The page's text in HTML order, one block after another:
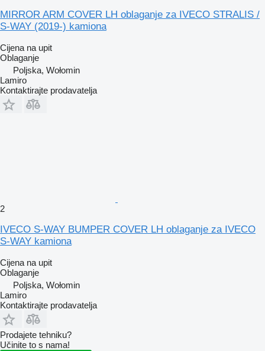
MIRROR ARM COVER LH oblaganje za IVECO STRALIS /
S-WAY (2019-) kamiona
Cijena na upit
Oblaganje
Poljska, Wołomin
Lamiro
Kontaktirajte prodavatelja
2
IVECO S-WAY BUMPER COVER LH oblaganje za IVECO
S-WAY kamiona
Cijena na upit
Oblaganje
Poljska, Wołomin
Lamiro
Kontaktirajte prodavatelja
Prodajete tehniku?
Učinite to s nama!